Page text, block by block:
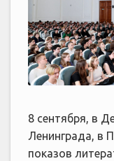
8 сентября, в
Ленинграда, в
показов